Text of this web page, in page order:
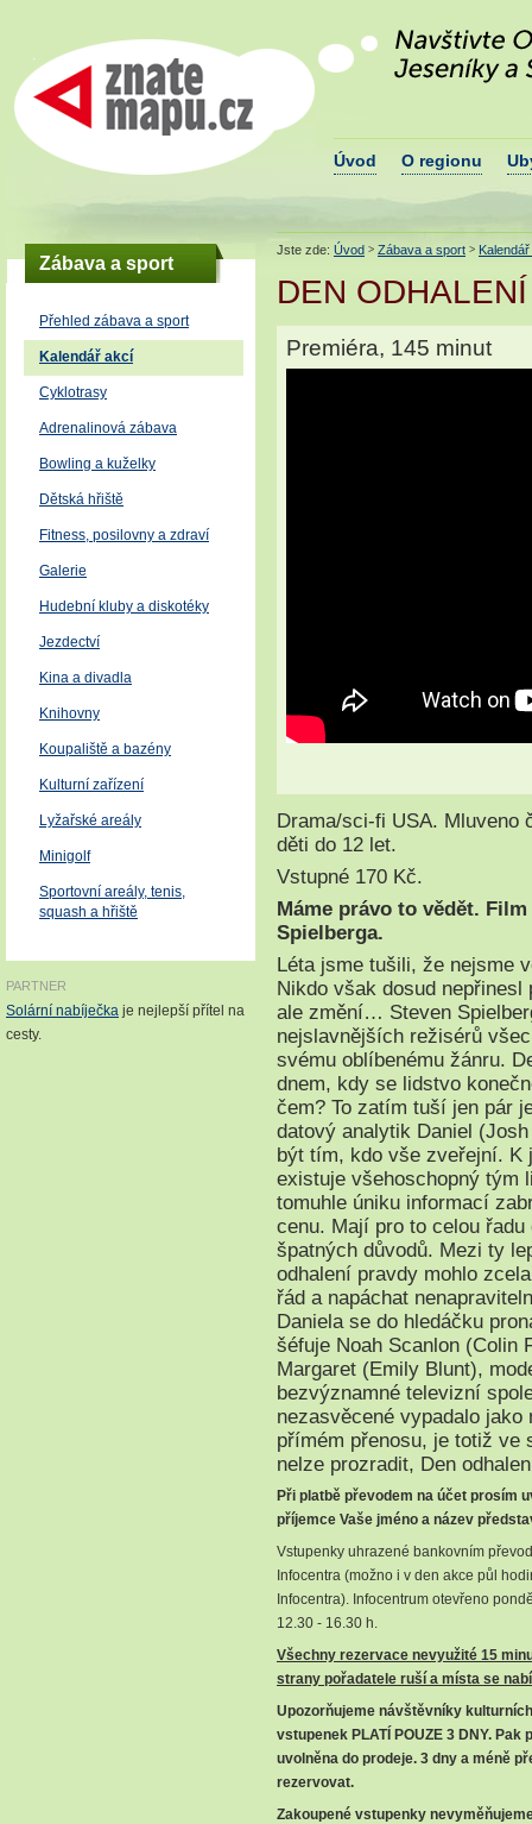
Znatemapu.cz - turistický portál
okresu Šumperk
Navštivte okres
podhůří Jeseníků
Úvod O regionu
Zábava a sport
Přehled zábava a sport
Kalendář akcí
Cyklotrasy
Adrenalinová zábava
Bowling a kuželky
Dětská hřiště
Fitness, posilovny a zdraví
Galerie
Hudební kluby a diskotéky
Jezdectví
Kina a divadla
Knihovny
Koupaliště a bazény
Kulturní zařízení
Lyžařské areály
Minigolf
Sportovní areály, tenis,
squash a hřiště
PARTNER
Solární nabíječka je nejlepší přítel na
cesty.
Jste zde: Úvod > Zábava a sport >
DEN ODHALENÍ
Premiéra, 145 minut
Drama/sci-fi USA. Mluveno
děti do 12 let.
Vstupné 170 Kč.
Máme právo to vědět. Film
Spielberga.
Léta jsme tušili, že nejsme
Nikdo však dosud nepřinesl
ale změní… Steven
nejslavnějších režisérů
svému oblíbenému žánru.
dnem, kdy se lidstvo
čem? To zatím tuší jen pár
datový analytik Daniel
být tím, kdo vše zveřejní. K
existuje všehoschopný tým
tomuhle úniku informací
cenu. Mají pro to celou
špatných důvodů. Mezi ty
odhalení pravdy mohlo
řád a napáchat
Daniela se do hledáčku
šéfuje Noah Scanlon (Colin
Margaret (Emily Blunt),
bezvýznamné televizní
nezasvěcené vypadalo
přímém přenosu, je totiž
nelze prozradit, Den
Při platbě převodem na účet prosím
příjemce Vaše jméno a název
Vstupenky uhrazené bankovním
Infocentra (možno i v den akce půl
Infocentra). Infocentrum otevřeno
12.30 - 16.30 h.
Všechny rezervace nevyužité 15
strany pořadatele ruší a místa se
Upozorňujeme návštěvníky
vstupenek PLATÍ POUZE 3 DNY. Pak
uvolněna do prodeje. 3 dny a méně
rezervovat.
Zakoupené vstupenky